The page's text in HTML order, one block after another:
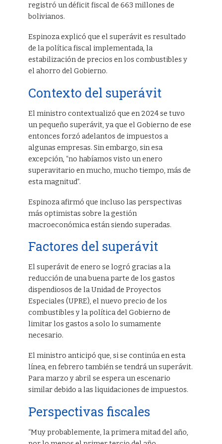
registró un déficit fiscal de 663 millones de
bolivianos.
Espinoza explicó que el superávit es resultado
de la política fiscal implementada, la
estabilización de precios en los combustibles y
el ahorro del Gobierno.
Contexto del superávit
El ministro contextualizó que en 2024 se tuvo
un pequeño superávit, ya que el Gobierno de ese
entonces forzó adelantos de impuestos a
algunas empresas. Sin embargo, sin esa
excepción, “no habíamos visto un enero
superavitario en mucho, mucho tiempo, más de
esta magnitud”.
Espinoza afirmó que incluso las perspectivas
más optimistas sobre la gestión
macroeconómica están siendo superadas.
Factores del superávit
El superávit de enero se logró gracias a la
reducción de una buena parte de los gastos
dispendiosos de la Unidad de Proyectos
Especiales (UPRE), el nuevo precio de los
combustibles y la política del Gobierno de
limitar los gastos a solo lo sumamente
necesario.
El ministro anticipó que, si se continúa en esta
línea, en febrero también se tendrá un superávit.
Para marzo y abril se espera un escenario
similar debido a las liquidaciones de impuestos.
Perspectivas fiscales
“Muy probablemente, la primera mitad del año,